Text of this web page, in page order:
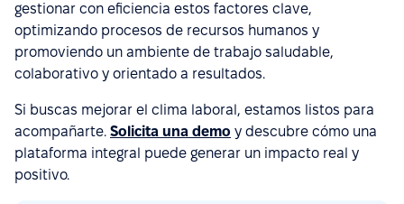
gestionar con eficiencia estos factores clave,
optimizando procesos de recursos humanos y
promoviendo un ambiente de trabajo saludable,
colaborativo y orientado a resultados.
Si buscas mejorar el clima laboral, estamos listos para
acompañarte. Solicita una demo y descubre cómo una
plataforma integral puede generar un impacto real y
positivo.